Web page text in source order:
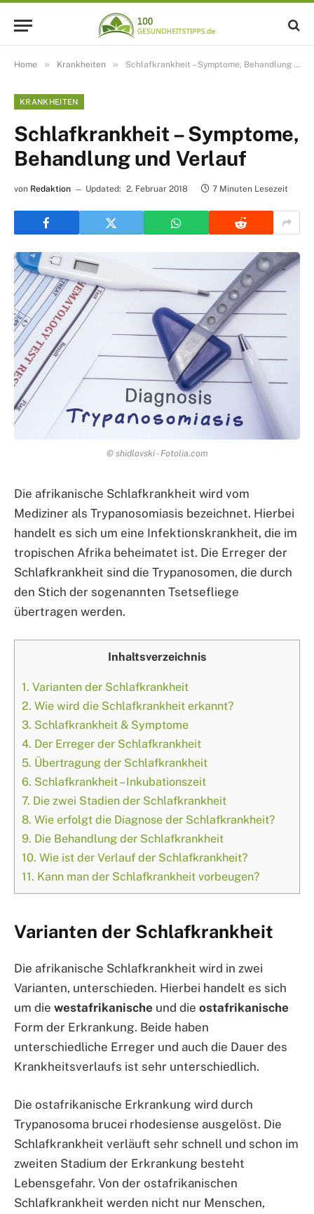
Home » Krankheiten » Schlafkrankheit – Symptome, Behandlung und Verlauf
KRANKHEITEN
Schlafkrankheit – Symptome,
Behandlung und Verlauf
von Redaktion Updated: 2. Februar 2018 7 Minuten Lesezeit
© shidlovski - Fotolia.com
Die afrikanische Schlafkrankheit wird vom
Mediziner als Trypanosomiasis bezeichnet. Hierbei
handelt es sich um eine Infektionskrankheit, die im
tropischen Afrika beheimatet ist. Die Erreger der
Schlafkrankheit sind die Trypanosomen, die durch
den Stich der sogenannten Tsetsefliege
übertragen werden.
Inhaltsverzeichnis
1. Varianten der Schlafkrankheit
2. Wie wird die Schlafkrankheit erkannt?
3. Schlafkrankheit & Symptome
4. Der Erreger der Schlafkrankheit
5. Übertragung der Schlafkrankheit
6. Schlafkrankheit – Inkubationszeit
7. Die zwei Stadien der Schlafkrankheit
8. Wie erfolgt die Diagnose der Schlafkrankheit?
9. Die Behandlung der Schlafkrankheit
10. Wie ist der Verlauf der Schlafkrankheit?
11. Kann man der Schlafkrankheit vorbeugen?
Varianten der Schlafkrankheit
Die afrikanische Schlafkrankheit wird in zwei
Varianten, unterschieden. Hierbei handelt es sich
um die westafrikanische und die ostafrikanische
Form der Erkrankung. Beide haben
unterschiedliche Erreger und auch die Dauer des
Krankheitsverlaufs ist sehr unterschiedlich.
Die ostafrikanische Erkrankung wird durch
Trypanosoma brucei rhodesiense ausgelöst. Die
Schlafkrankheit verläuft sehr schnell und schon im
zweiten Stadium der Erkrankung besteht
Lebensgefahr. Von der ostafrikanischen
Schlafkrankheit werden nicht nur Menschen,